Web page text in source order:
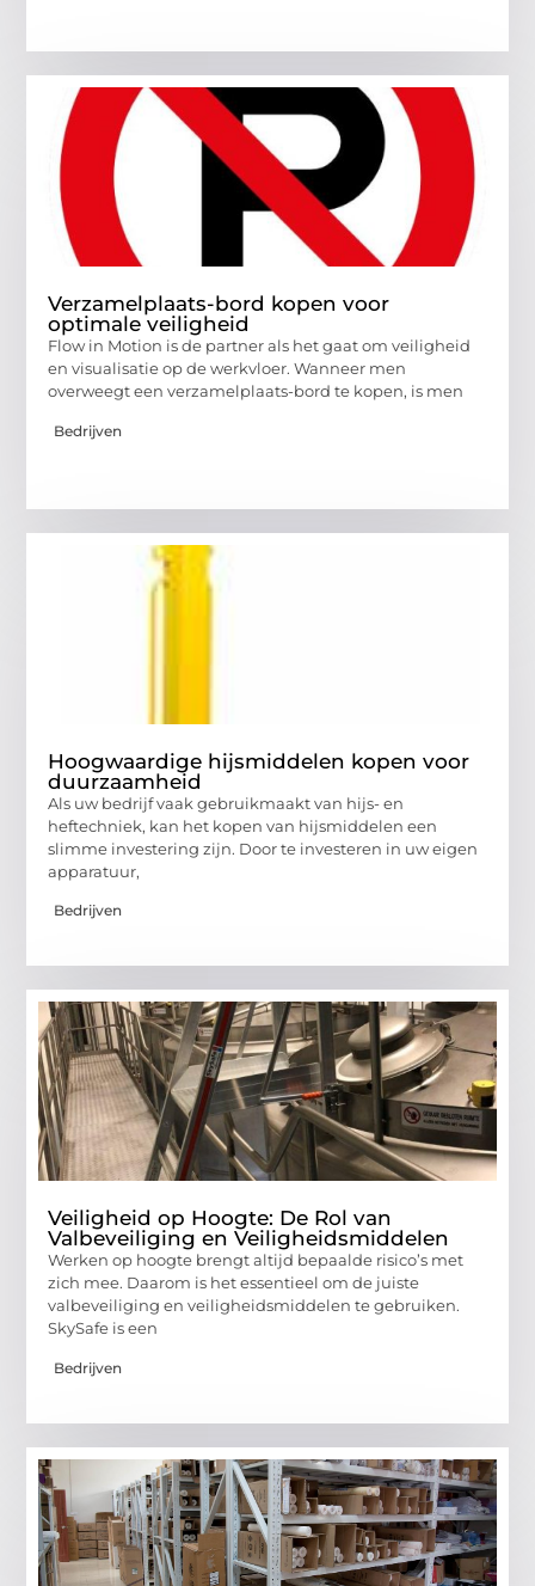
Verzamelplaats-bord kopen voor
optimale veiligheid
Flow in Motion is de partner als het gaat om veiligheid
en visualisatie op de werkvloer. Wanneer men
overweegt een verzamelplaats-bord te kopen, is men
Bedrijven
Hoogwaardige hijsmiddelen kopen voor
duurzaamheid
Als uw bedrijf vaak gebruikmaakt van hijs- en
heftechniek, kan het kopen van hijsmiddelen een
slimme investering zijn. Door te investeren in uw eigen
apparatuur,
Bedrijven
Veiligheid op Hoogte: De Rol van
Valbeveiliging en Veiligheidsmiddelen
Werken op hoogte brengt altijd bepaalde risico’s met
zich mee. Daarom is het essentieel om de juiste
valbeveiliging en veiligheidsmiddelen te gebruiken.
SkySafe is een
Bedrijven